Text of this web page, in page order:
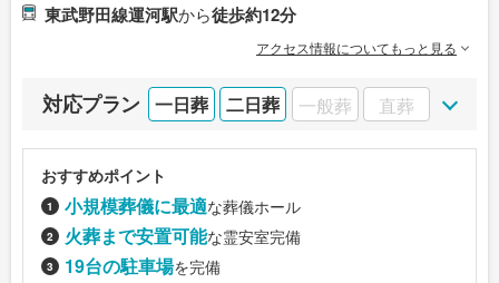
東武野田線運河駅から徒歩約12分
アクセス情報についてもっと見る
対応プラン 一日葬 二日葬 一般葬 直葬
おすすめポイント
小規模葬儀に最適な葬儀ホール
火葬まで安置可能な霊安室完備
19台の駐車場を完備